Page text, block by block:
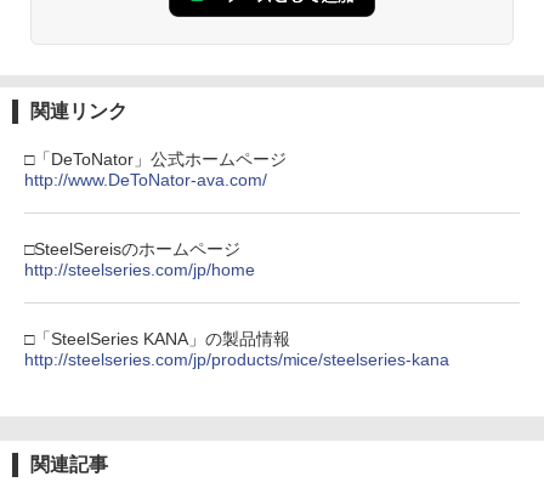
関連リンク
□「DeToNator」公式ホームページ
http://www.DeToNator-ava.com/
□SteelSereisのホームページ
http://steelseries.com/jp/home
□「SteelSeries KANA」の製品情報
http://steelseries.com/jp/products/mice/steelseries-kana
関連記事